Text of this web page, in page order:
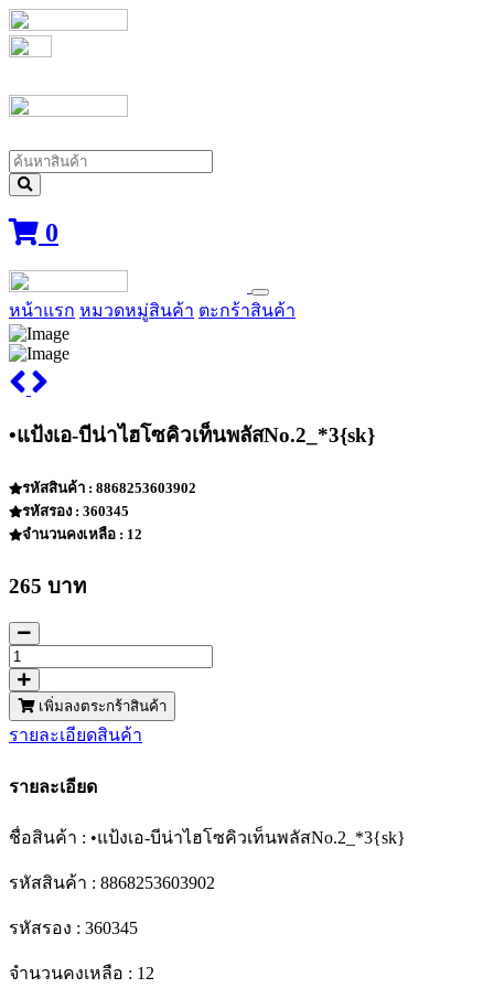
0
หน้าแรก หมวดหมู่สินค้า ตะกร้าสินค้า
•แป้งเอ-บีน่าไฮโซคิวเท็นพลัสNo.2_*3{sk}
รหัสสินค้า : 8868253603902
รหัสรอง : 360345
จำนวนคงเหลือ : 12
265 บาท
เพิ่มลงตระกร้าสินค้า
รายละเอียดสินค้า
รายละเอียด
ชื่อสินค้า : •แป้งเอ-บีน่าไฮโซคิวเท็นพลัสNo.2_*3{sk}
รหัสสินค้า : 8868253603902
รหัสรอง : 360345
จำนวนคงเหลือ : 12